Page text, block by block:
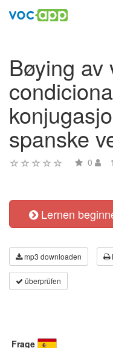
Bøying av
spanske
0
Lernen
mp3 downloaden
überprüfen
Frage